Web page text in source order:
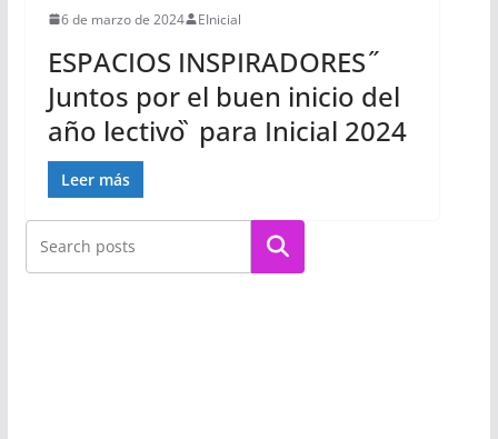
6 de marzo de 2024 EInicial
ESPACIOS INSPIRADORES ̋
Juntos por el buen inicio del
año lectivo ̏ para Inicial 2024
Leer más
Buscar